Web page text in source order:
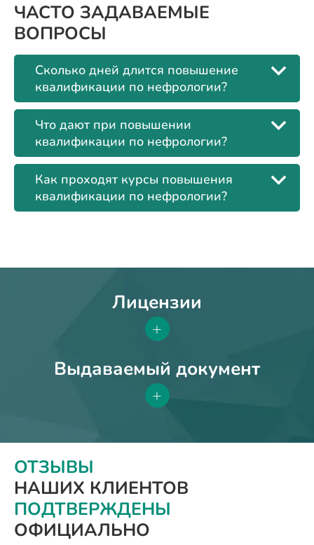
ЧАСТО ЗАДАВАЕМЫЕ
ВОПРОСЫ
Сколько дней длится повышение
квалификации по нефрологии?
Что дают при повышении
квалификации по нефрологии?
Как проходят курсы повышения
квалификации по нефрологии?
Лицензии
+
Выдаваемый документ
+
ОТЗЫВЫ
НАШИХ КЛИЕНТОВ
ПОДТВЕРЖДЕНЫ
ОФИЦИАЛЬНО